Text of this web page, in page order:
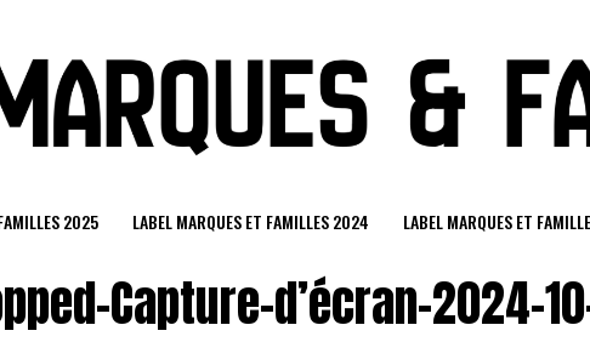
2025 LABEL MARQUES ET FAMILLES 2024 LABEL MARQUES ET
Capture-d’écran-2024-